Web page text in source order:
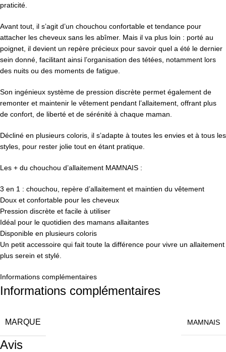
praticité.
Avant tout, il s’agit d’un chouchou confortable et tendance pour
attacher les cheveux sans les abîmer. Mais il va plus loin : porté au
poignet, il devient un repère précieux pour savoir quel a été le dernier
sein donné, facilitant ainsi l’organisation des tétées, notamment lors
des nuits ou des moments de fatigue.
Son ingénieux système de pression discrète permet également de
remonter et maintenir le vêtement pendant l’allaitement, offrant plus
de confort, de liberté et de sérénité à chaque maman.
Décliné en plusieurs coloris, il s’adapte à toutes les envies et à tous les
styles, pour rester jolie tout en étant pratique.
Les + du chouchou d’allaitement MAMNAIS :
3 en 1 : chouchou, repère d’allaitement et maintien du vêtement
Doux et confortable pour les cheveux
Pression discrète et facile à utiliser
Idéal pour le quotidien des mamans allaitantes
Disponible en plusieurs coloris
Un petit accessoire qui fait toute la différence pour vivre un allaitement
plus serein et stylé.
Informations complémentaires
Informations complémentaires
MARQUE MAMNAIS
Avis